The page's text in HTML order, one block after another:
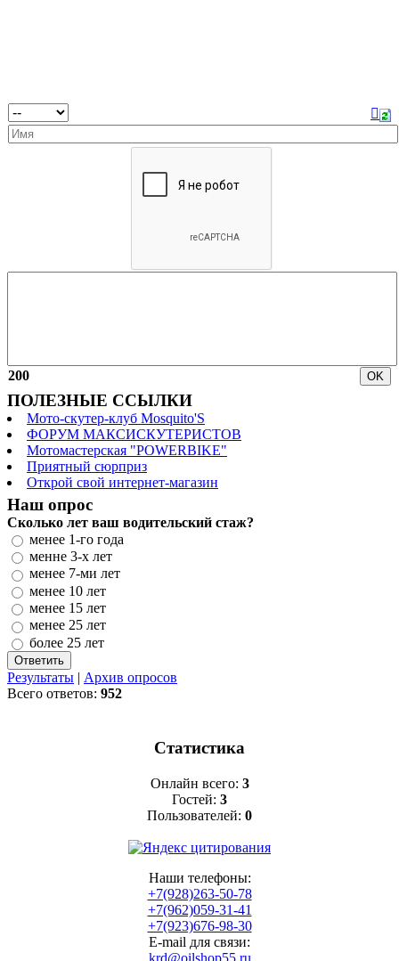
200
ПОЛЕЗНЫЕ ССЫЛКИ
Мото-скутер-клуб Mosquito'S
ФОРУМ МАКСИСКУТЕРИСТОВ
Мотомастерская "POWERBIKE"
Приятный сюрприз
Открой свой интернет-магазин
Наш опрос
Сколько лет ваш водительский стаж?
менее 1-го года
менне 3-х лет
менее 7-ми лет
менее 10 лет
менее 15 лет
менее 25 лет
более 25 лет
Результаты | Архив опросов
Всего ответов: 952
Статистика
Онлайн всего: 3
Гостей: 3
Пользователей: 0
Наши телефоны:
+7(928)263-50-78
+7(962)059-31-41
+7(923)676-98-30
E-mail для связи:
krd@oilshop55.ru